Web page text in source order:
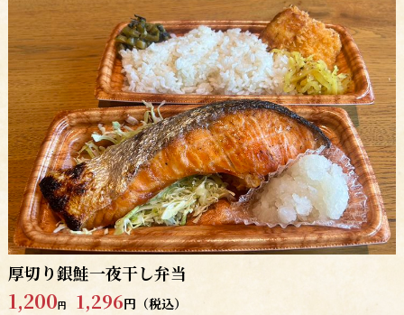
厚切り銀鮭一夜干し弁当
1,200円 1,296円（税込）